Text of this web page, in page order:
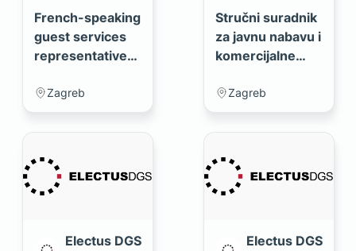
French-speaking
guest services
representative
Zagreb
Stručni suradnik
za javnu nabavu i
komercijalne
Zagreb
Electus DGS
Electus DGS